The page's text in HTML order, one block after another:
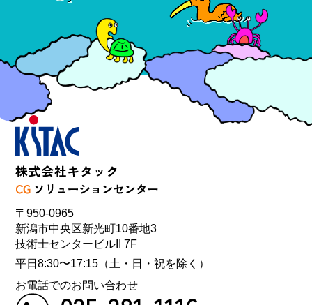
〒950-0965
新潟市中央区新光町10番地3
技術士センタービルII 7F
平日8:30〜17:15（土・日・祝を除く）
お電話でのお問い合わせ